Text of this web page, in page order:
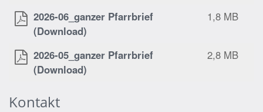
2026-06_ganzer Pfarrbrief
(Download)
1,8 MB
2026-05_ganzer Pfarrbrief
(Download)
2,8 MB
Kontakt